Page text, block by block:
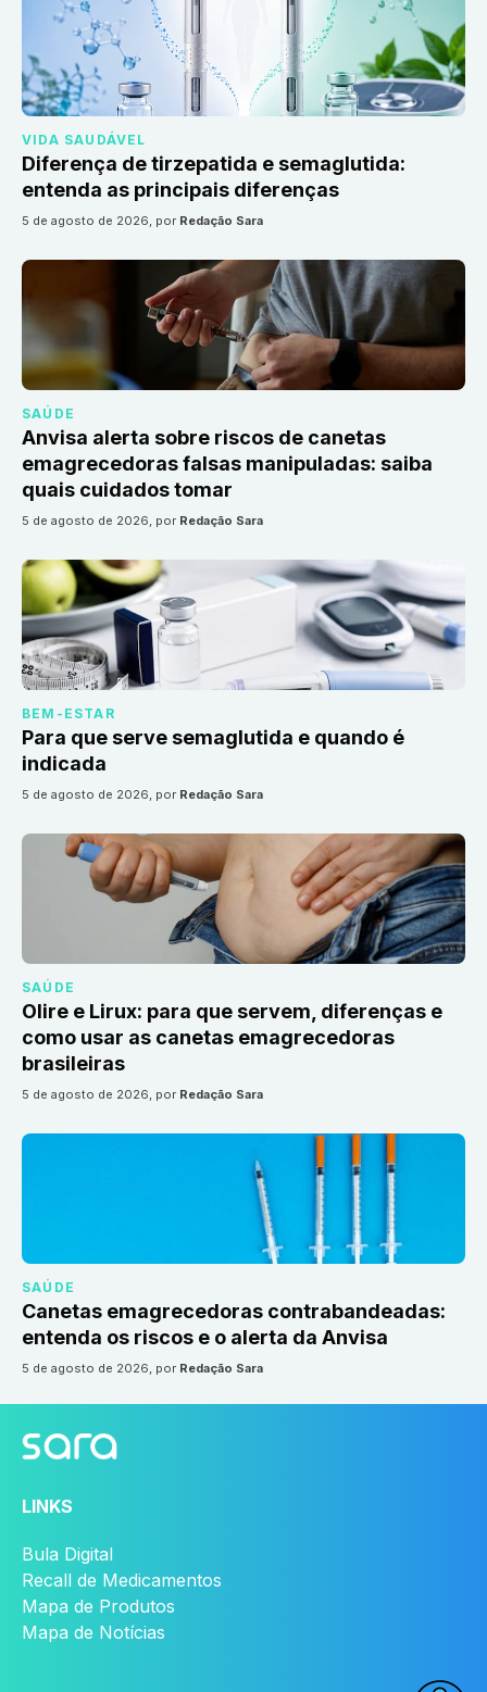
VIDA SAUDÁVEL
Diferença de tirzepatida e semaglutida:
entenda as principais diferenças
5 de agosto de 2026, por Redação Sara
SAÚDE
Anvisa alerta sobre riscos de canetas
emagrecedoras falsas manipuladas: saiba
quais cuidados tomar
5 de agosto de 2026, por Redação Sara
BEM-ESTAR
Para que serve semaglutida e quando é
indicada
5 de agosto de 2026, por Redação Sara
SAÚDE
Olire e Lirux: para que servem, diferenças e
como usar as canetas emagrecedoras
brasileiras
5 de agosto de 2026, por Redação Sara
SAÚDE
Canetas emagrecedoras contrabandeadas:
entenda os riscos e o alerta da Anvisa
5 de agosto de 2026, por Redação Sara
LINKS
Bula Digital
Recall de Medicamentos
Mapa de Produtos
Mapa de Notícias